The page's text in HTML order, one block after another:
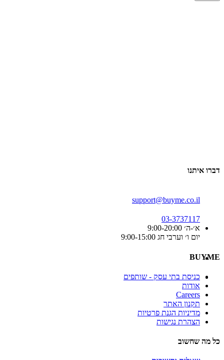
דברו איתנו
support@buyme.co.il
03-3737117
א׳-ה׳ 9:00-20:00
יום ו׳ וערבי חג 9:00-15:00
BUYME
כניסת בתי עסק - שותפים
אודות
Careers
תקנון האתר
מדיניות הגנת פרטיות
הצהרת נגישות
כל מה שחשוב